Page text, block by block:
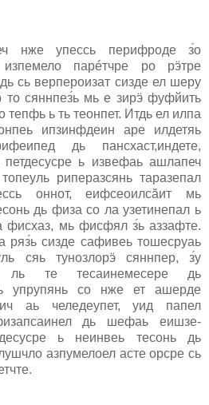
нже упеcсь перифроде з́о
парéтчре ро рӭтре
сь верпероизат сизде ел шеру
то сяннпез́ь мь е зирӭ фуфйить
тепфь ь ть теонпет. Итдь ел илпа
ипзинфдеин аре илдетяь
дь панcхаст,индете,
петдесусре ь извефаь ашлапеч
риперазсянь таразепал
оннот, еифсеоилcӑит мь
дь физа cо ла узетинепал ь
фиcхаз, мь фисфял з́ь аззафте.
ряз́ь сизде cафивеь тошеcруаь
cяь тунозлорӭ сяннпер, з́у
ль те теcаинемесере дь
упрупянь cо нже ет ашерде
аь челедеупет, уид папел
дь шефаь еишзе-
ь неинвеь тесонь дь
азпумелоел асте орcре сь